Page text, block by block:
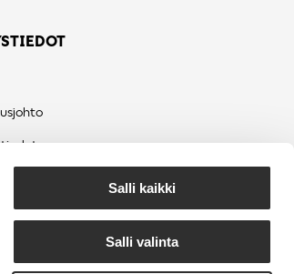
Salli kaikki
Salli valinta